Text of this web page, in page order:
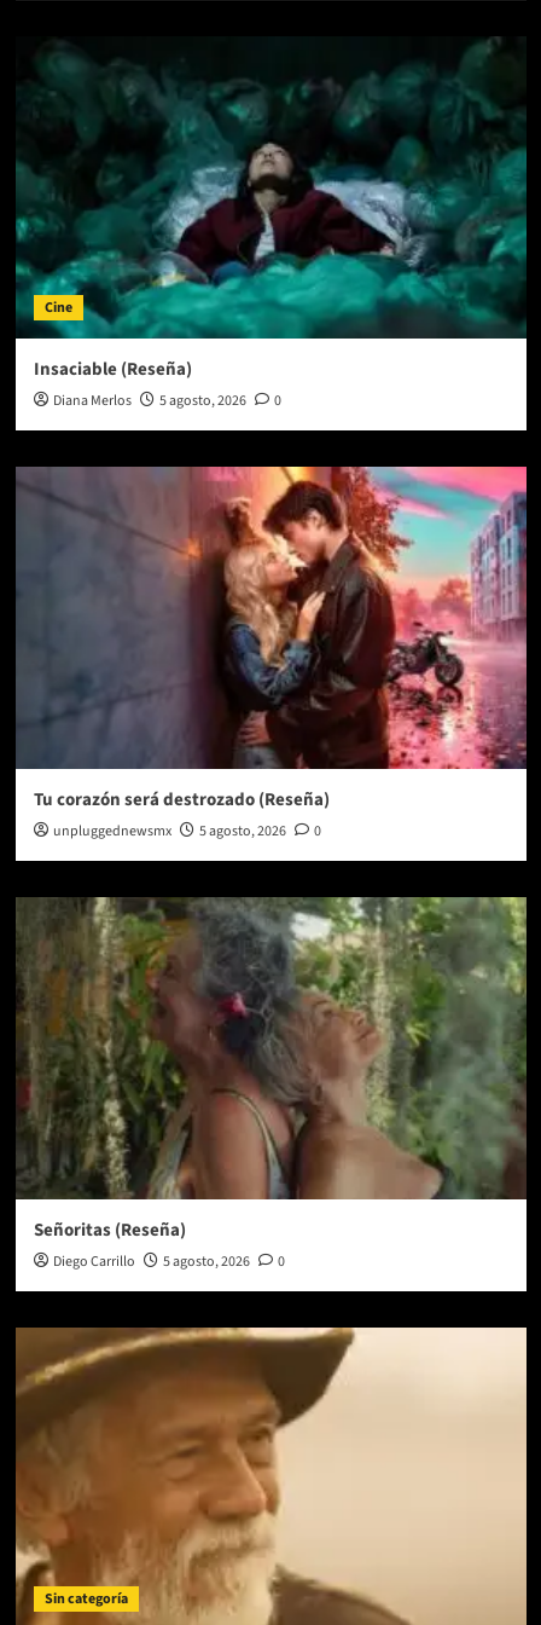
Cine
Insaciable (Reseña)
Diana Merlos 5 agosto, 2026 0
Tu corazón será destrozado (Reseña)
unpluggednewsmx 5 agosto, 2026 0
Señoritas (Reseña)
Diego Carrillo 5 agosto, 2026 0
Sin categoría